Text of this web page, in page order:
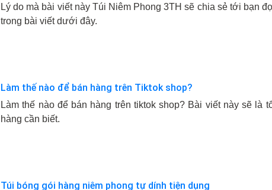
Lý do mà bài viết này Túi Niêm Phong 3TH sẽ chia sẻ tới bạn
trong bài viết dưới đây.
Làm thế nào để bán hàng trên Tiktok shop?
Làm thế nào để bán hàng trên tiktok shop? Bài viết này sẽ là
hàng cần biết.
Túi bóng gói hàng niêm phong tự dính tiện dụng